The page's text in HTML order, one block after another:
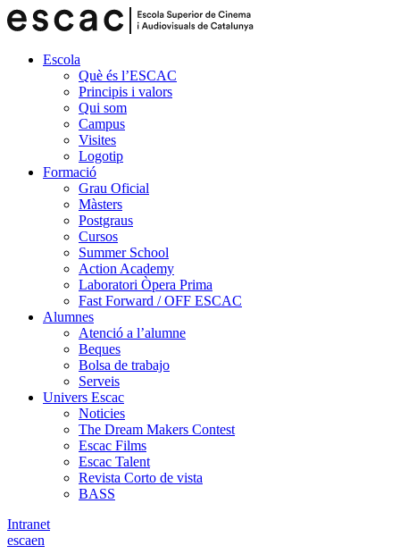
Escola
Què és l’ESCAC
Principis i valors
Qui som
Campus
Visites
Logotip
Formació
Grau Oficial
Màsters
Postgraus
Cursos
Summer School
Action Academy
Laboratori Òpera Prima
Fast Forward / OFF ESCAC
Alumnes
Atenció a l’alumne
Beques
Bolsa de trabajo
Serveis
Univers Escac
Noticies
The Dream Makers Contest
Escac Films
Escac Talent
Revista Corto de vista
BASS
Intranet
escaen